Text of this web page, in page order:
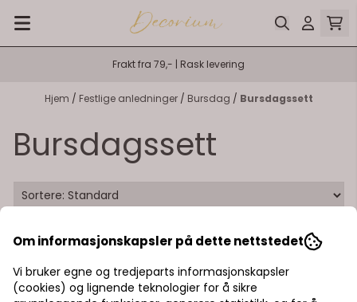
Hopp til innhold
Frakt fra 79,- | Rask levering
Hjem / Festlige anledninger / Bursdag / Bursdagssett
Bursdagssett
Om informasjonskapsler på dette nettstedet
Vi bruker egne og tredjeparts informasjonskapsler
(cookies) og lignende teknologier for å sikre